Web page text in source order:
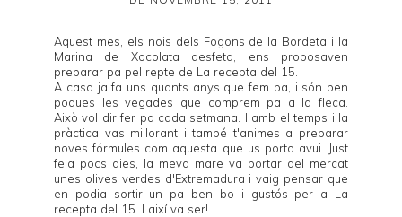
Aquest mes, els nois dels Fogons de la Bordeta i la
Marina de Xocolata desfeta , ens proposaven
preparar pa pel repte de La recepta del 15
A casa ja fa uns quants anys que fem pa, i són ben
poques les vegades que comprem pa a la fleca.
Això vol dir fer pa cada setmana. I amb el temps i la
pràctica vas millorant i també t'animes a preparar
noves fórmules com aquesta que us porto avui. Just
feia pocs dies, la meva mare va portar del mercat
unes olives verdes d'Extremadura i vaig pensar que
en podia sortir un pa ben bo i gustós per a La
recepta del 15. I així va ser!